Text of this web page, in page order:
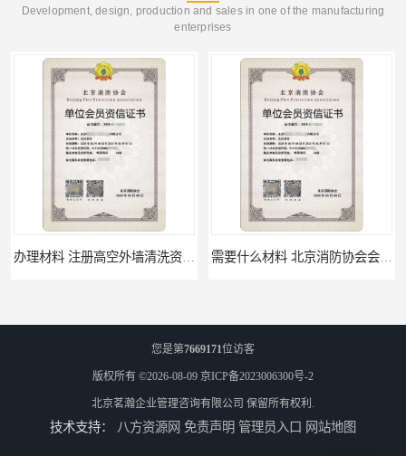
Development, design, production and sales in one of the manufacturing
enterprises
您是第7669171位访客
版权所有 ©2026-08-09 京ICP备2023006300号-2
北京茗瀚企业管理咨询有限公司 保留所有权利.
技术支持： 八方资源网 免责声明 管理员入口 网站地图